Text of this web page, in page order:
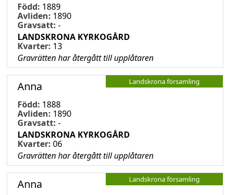
Född: 1889
Avliden: 1890
Gravsatt: -
LANDSKRONA KYRKOGÅRD
Kvarter: 13
Gravrätten har återgått till upplåtaren
Landskrona församling
Anna
Född: 1888
Avliden: 1890
Gravsatt: -
LANDSKRONA KYRKOGÅRD
Kvarter: 06
Gravrätten har återgått till upplåtaren
Landskrona församling
Anna